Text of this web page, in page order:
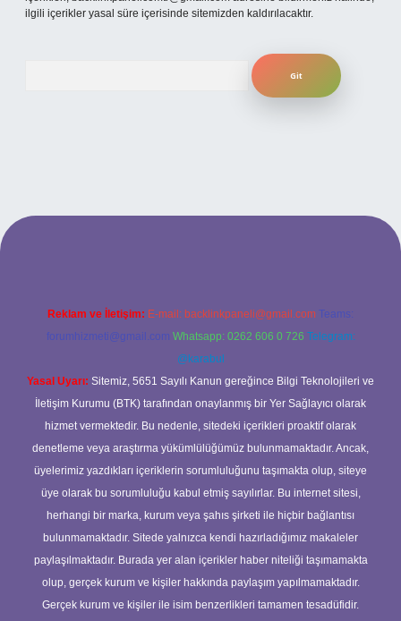
ilgili içerikler yasal süre içerisinde sitemizden kaldırılacaktır.
bahis
Reklam ve İletişim: E-mail: backlinkpaneli@gmail.com Teams:
forumhizmeti@gmail.com Whatsapp: 0262 606 0 726 Telegram:
@karabul
Yasal Uyarı: Sitemiz, 5651 Sayılı Kanun gereğince Bilgi Teknolojileri ve
İletişim Kurumu (BTK) tarafından onaylanmış bir Yer Sağlayıcı olarak
hizmet vermektedir. Bu nedenle, sitedeki içerikleri proaktif olarak
denetleme veya araştırma yükümlülüğümüz bulunmamaktadır. Ancak,
üyelerimiz yazdıkları içeriklerin sorumluluğunu taşımakta olup, siteye
üye olarak bu sorumluluğu kabul etmiş sayılırlar. Bu internet sitesi,
herhangi bir marka, kurum veya şahıs şirketi ile hiçbir bağlantısı
bulunmamaktadır. Sitede yalnızca kendi hazırladığımız makaleler
paylaşılmaktadır. Burada yer alan içerikler haber niteliği taşımamakta
olup, gerçek kurum ve kişiler hakkında paylaşım yapılmamaktadır.
Gerçek kurum ve kişiler ile isim benzerlikleri tamamen tesadüfidir.